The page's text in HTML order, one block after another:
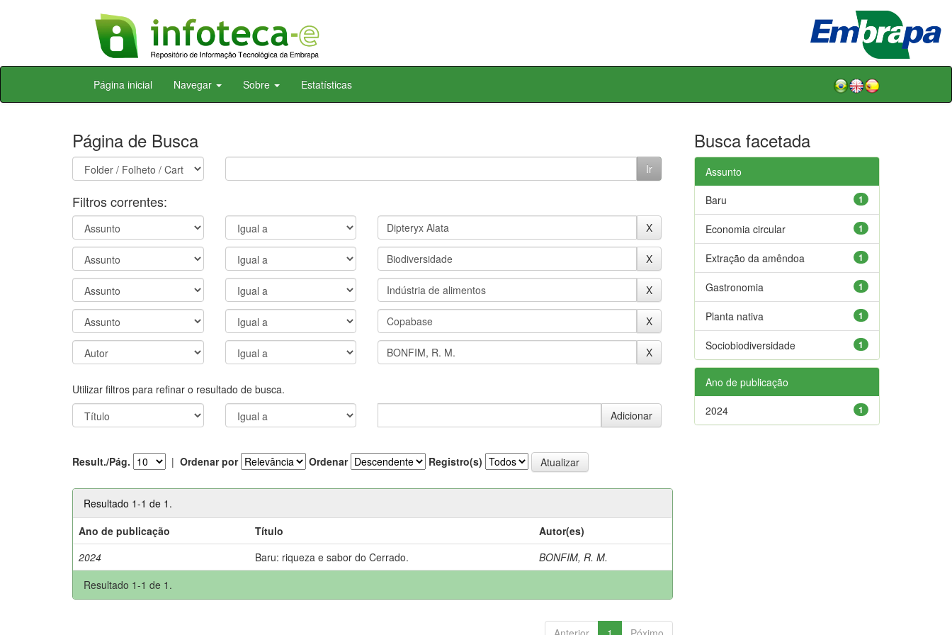
Skip
Página inicial Navegar Sobre Estatísticas
Página de Busca
Filtros correntes:
Utilizar filtros para refinar o resultado de busca.
Result./Pág. | Ordenar por Ordenar Registro(s)
Resultado 1-1 de 1.
Ano de publicação
Título
Autor(es)
2024
Baru: riqueza e sabor do Cerrado.
BONFIM, R. M.
Resultado 1-1 de 1.
Busca facetada
Assunto
1
Baru
1
Economia circular
1
Extração da amêndoa
1
Gastronomia
1
Planta nativa
1
Sociobiodiversidade
Ano de publicação
1
2024